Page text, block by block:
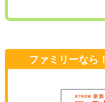
ファミリーなら！